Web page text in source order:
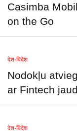
Casimba
on the Go
देश-विदेश
Nodokļu
ar Fintech
देश-विदेश